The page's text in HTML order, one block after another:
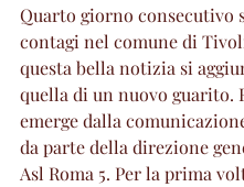
Quarto giorno consecutivo
contagi nel comune di
questa bella notizia si
quella di un nuovo guarito.
emerge dalla
da parte della direzione
Asl Roma 5. Per la prima